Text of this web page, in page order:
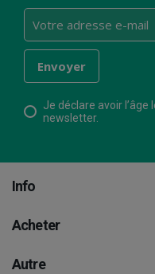
Je déclare avoir l’âge
newsletter.
Info
Acheter
Autre